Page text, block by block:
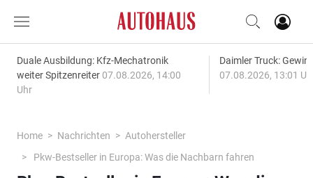
Duale Ausbildung: Kfz-Mechatronik
weiter Spitzenreiter 07.08.2026, 14:00
Uhr
Daimler Truck:
07.08.2026, 13:01
Home Nachrichten
Autohersteller
Pkw-Bestseller in Europa: Was die Nachbarn fahren